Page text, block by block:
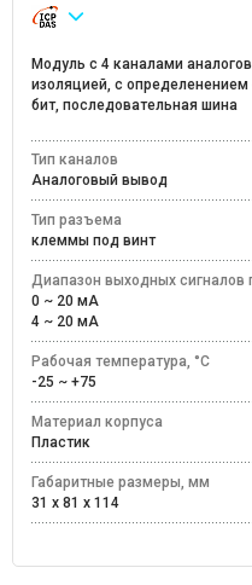
Модуль с 4 каналами
изоляцией, с
бит, последовательная шина
Тип каналов
Аналоговый вывод
Тип разъема
клеммы под винт
Диапазон выходных сигналов
0 ~ 20 мА
4 ~ 20 мА
Рабочая температура, °C
-25 ~ +75
Материал корпуса
Пластик
Габаритные размеры, мм
31 x 81 x 114